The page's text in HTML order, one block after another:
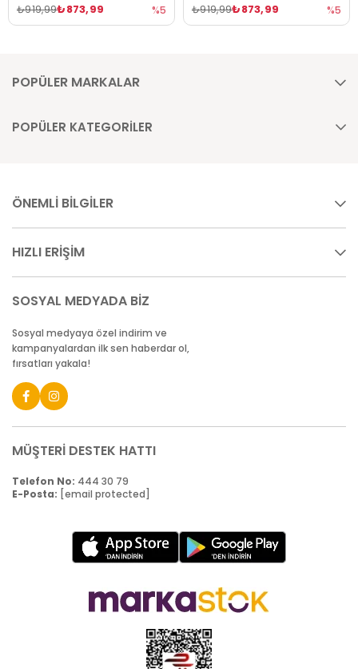
₺873,99
₺919,99 %5 ₺873,99
₺919,99 %5
POPÜLER MARKALAR
POPÜLER KATEGORİLER
ÖNEMLİ BİLGİLER
HIZLI ERİŞİM
SOSYAL MEDYADA BİZ
Sosyal medyaya özel indirim ve
kampanyalardan ilk sen haberdar ol,
fırsatları yakala!
MÜŞTERİ DESTEK HATTI
Telefon No: 444 30 79
E-Posta: [email protected]